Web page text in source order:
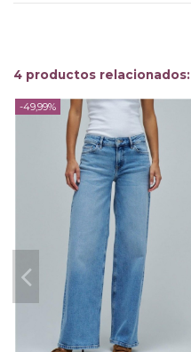
4 productos relacionados:
-49,99%